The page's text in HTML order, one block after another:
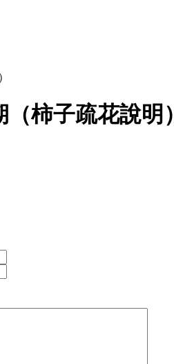
柿子疏花說明）